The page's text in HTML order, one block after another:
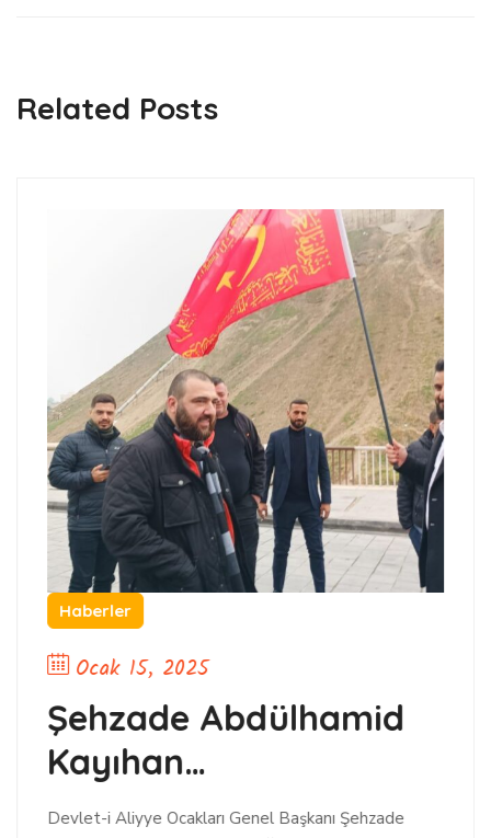
Related Posts
Haberler
Ocak 15, 2025
Şehzade Abdülhamid
Kayıhan
Osmanoğlu’ndan
Devlet-i Aliyye Ocakları Genel Başkanı Şehzade